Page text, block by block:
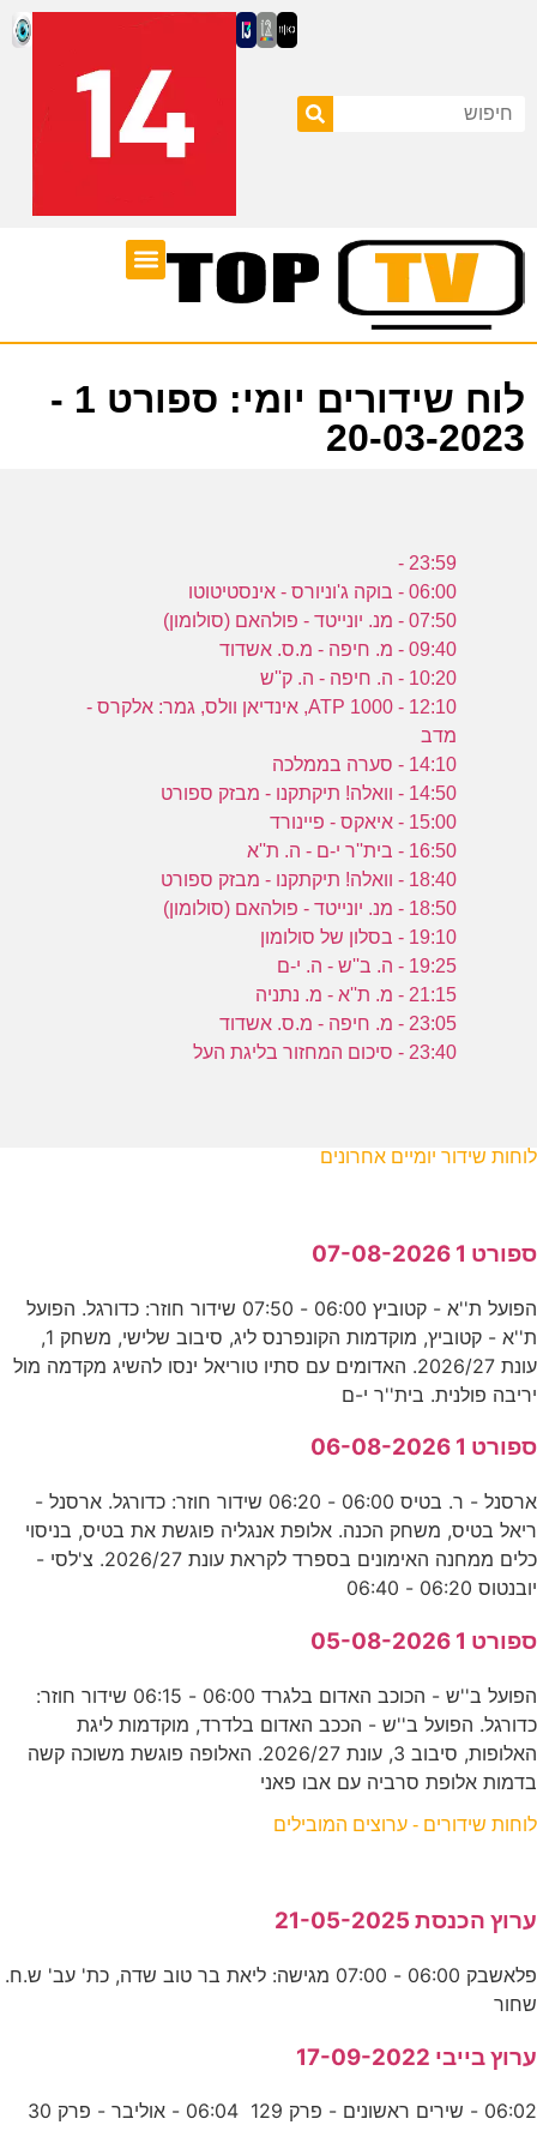
לוח שידורים יומי: ספורט 1 -
20-03-2023
23:59 -
06:00 - בוקה ג'וניורס - אינסטיטוטו
07:50 - מנ. יונייטד - פולהאם (סולומון)
09:40 - מ. חיפה - מ.ס. אשדוד
10:20 - ה. חיפה - ה. ק''ש
12:10 - ATP 1000, אינדיאן וולס, גמר: אלקרס -
מדב
14:10 - סערה בממלכה
14:50 - וואלה! תיקתקנו - מבזק ספורט
15:00 - איאקס - פיינורד
16:50 - בית''ר י-ם - ה. ת''א
18:40 - וואלה! תיקתקנו - מבזק ספורט
18:50 - מנ. יונייטד - פולהאם (סולומון)
19:10 - בסלון של סולומון
19:25 - ה. ב''ש - ה. י-ם
21:15 - מ. ת''א - מ. נתניה
23:05 - מ. חיפה - מ.ס. אשדוד
23:40 - סיכום המחזור בליגת העל
לוחות שידור יומיים אחרונים
ספורט 1 07-08-2026
הפועל ת''א - קטוביץ 06:00 - 07:50 שידור חוזר: כדורגל. הפועל
ת''א - קטוביץ, מוקדמות הקונפרנס ליג, סיבוב שלישי, משחק 1,
עונת 2026/27. האדומים עם סתיו טוריאל ינסו להשיג מקדמה מול
יריבה פולנית. בית''ר י-ם
ספורט 1 06-08-2026
ארסנל - ר. בטיס 06:00 - 06:20 שידור חוזר: כדורגל. ארסנל -
ריאל בטיס, משחק הכנה. אלופת אנגליה פוגשת את בטיס, בניסוי
כלים ממחנה האימונים בספרד לקראת עונת 2026/27. צ'לסי -
יובנטוס 06:20 - 06:40
ספורט 1 05-08-2026
הפועל ב''ש - הכוכב האדום בלגרד 06:00 - 06:15 שידור חוזר:
כדורגל. הפועל ב''ש - הככב האדום בלדרד, מוקדמות ליגת
האלופות, סיבוב 3, עונת 2026/27. האלופה פוגשת משוכה קשה
בדמות אלופת סרביה עם אבו פאני
לוחות שידורים - ערוצים המובילים
ערוץ הכנסת 21-05-2025
פלאשבק 06:00 - 07:00 מגישה: ליאת בר טוב שדה, כת' עב' ש.ח.
שחור
ערוץ בייבי 17-09-2022
06:02 - שירים ראשונים - פרק 129 06:04 - אוליבר - פרק 30